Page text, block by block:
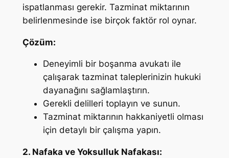
ispatlanması gerekir. Tazminat miktarının
belirlenmesinde ise birçok faktör rol oynar.
Çözüm:
Deneyimli bir boşanma avukatı ile
çalışarak tazminat taleplerinizin hukuki
dayanağını sağlamlaştırın.
Gerekli delilleri toplayın ve sunun.
Tazminat miktarının hakkaniyetli olması
için detaylı bir çalışma yapın.
2. Nafaka ve Yoksulluk Nafakası: